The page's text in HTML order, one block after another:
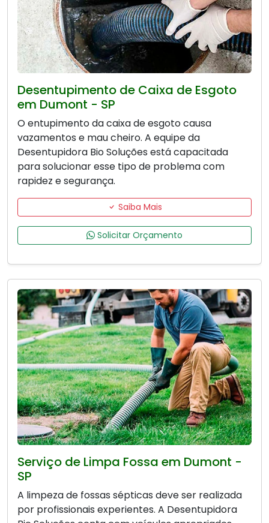
Desentupimento de Caixa de Esgoto
em Dumont - SP
O entupimento da caixa de esgoto causa
vazamentos e mau cheiro. A equipe da
Desentupidora Bio Soluções está capacitada
para solucionar esse tipo de problema com
rapidez e segurança.
Saiba Mais
Solicitar Orçamento
Serviço de Limpa Fossa em Dumont -
SP
A limpeza de fossas sépticas deve ser realizada
por profissionais experientes. A Desentupidora